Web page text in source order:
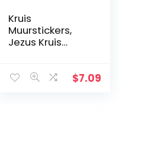
Kruis
Muurstickers,
Jezus Kruis
Leben Von
$7.09